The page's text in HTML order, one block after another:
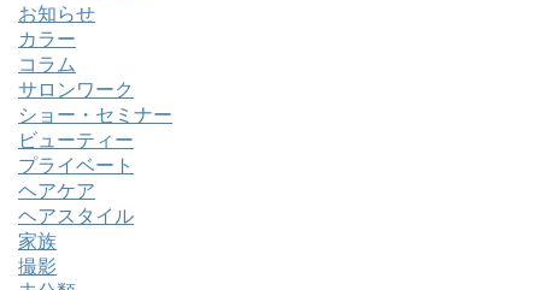
お知らせ
カラー
コラム
サロンワーク
ショー・セミナー
ビューティー
プライベート
ヘアケア
ヘアスタイル
家族
撮影